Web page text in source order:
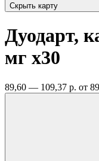
Скрыть карту
Дуодарт,
мг x30
89,60 — 109,37 р. от